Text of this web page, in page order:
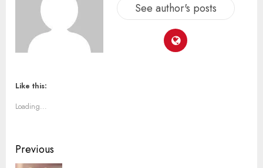
See author's posts
Like this:
Loading...
Previous